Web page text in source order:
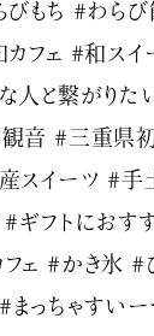
もち #わらび
カフェ #和ス
人と繋がりた
音 #三重県
スイーツ #手
#ギフトにおす
ェ #かき氷 #
まっちゃすいー